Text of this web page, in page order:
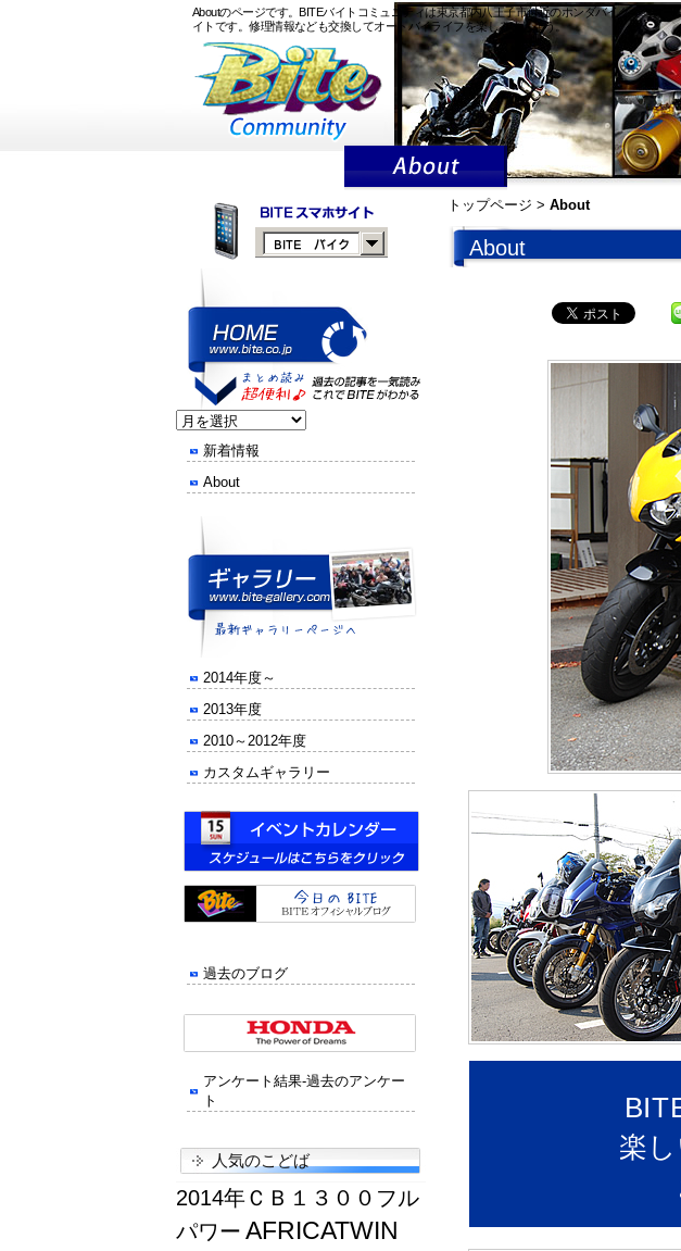
Aboutのページです。BITEバイトコミュニティは東京都内八王子市付近のホンダバイク・スク
イトです。修理情報なども交換してオートバイライフを楽しみましょう。
トップページ > About
About
楽
新着情報
About
2014年度～
2013年度
2010～2012年度
カスタムギャラリー
過去のブログ
アンケート結果-過去のアンケー
ト
人気のこどば
2014年ＣＢ１３００フル
パワー AFRICATWIN